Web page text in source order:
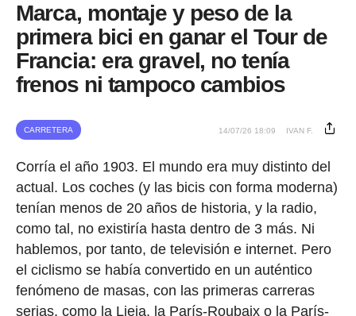
Marca, montaje y peso de la
primera bici en ganar el Tour de
Francia: era gravel, no tenía
frenos ni tampoco cambios
CARRETERA 14/07/26 18:09 IVAN F.
Corría el año 1903. El mundo era muy distinto del
actual. Los coches (y las bicis con forma moderna)
tenían menos de 20 años de historia, y la radio,
como tal, no existiría hasta dentro de 3 más. Ni
hablemos, por tanto, de televisión e internet. Pero
el ciclismo se había convertido en un auténtico
fenómeno de masas, con las primeras carreras
serias, como la Lieja, la París-Roubaix o la París-